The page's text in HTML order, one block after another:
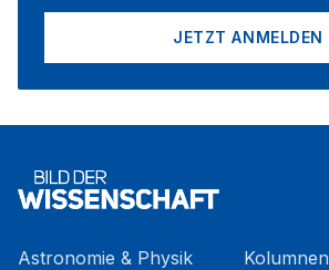
JETZT ANMELDEN
Astronomie & Physik
Kolumnen